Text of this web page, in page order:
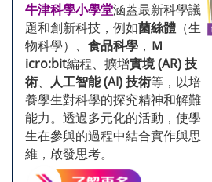
牛津科學小學堂涵蓋最新科學議
題和創新科技，例如菌絲體 （生
物科學）、 食品科學 ， Ｍ
icro:bit編程、擴增實境 (AR) 技
術、 人工智能 (AI) 技術等，以培
養學生對科學的探究精神和解難
能力。透過多元化的活動，使學
生在參與的過程中結合實作與思
維，啟發思考。